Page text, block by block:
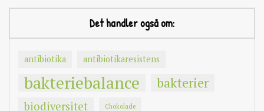
Det handler også om:
antibiotika antibiotikaresistens
bakteriebalance bakterier
biodiversitet Chokolade